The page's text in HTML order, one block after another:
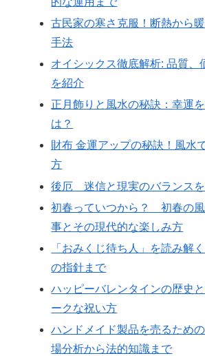
古民家の寒さ克服！断熱から
手法
オイシックス徹底解析: 品質、
を紹介
正月飾りと風水の秘訣：幸運
は？
財布 金運アップの秘訣！風水
方
後厄 迷信と現実のバランスを
初春っていつから？ 初春の
事とその現代的な楽しみ方
「おみくじ待ち人」を読み解
の指針まで
ハッピーバレンタインの歴史
ークな祝い方
ハンドメイド製品を売るため
場分析から法的知識まで